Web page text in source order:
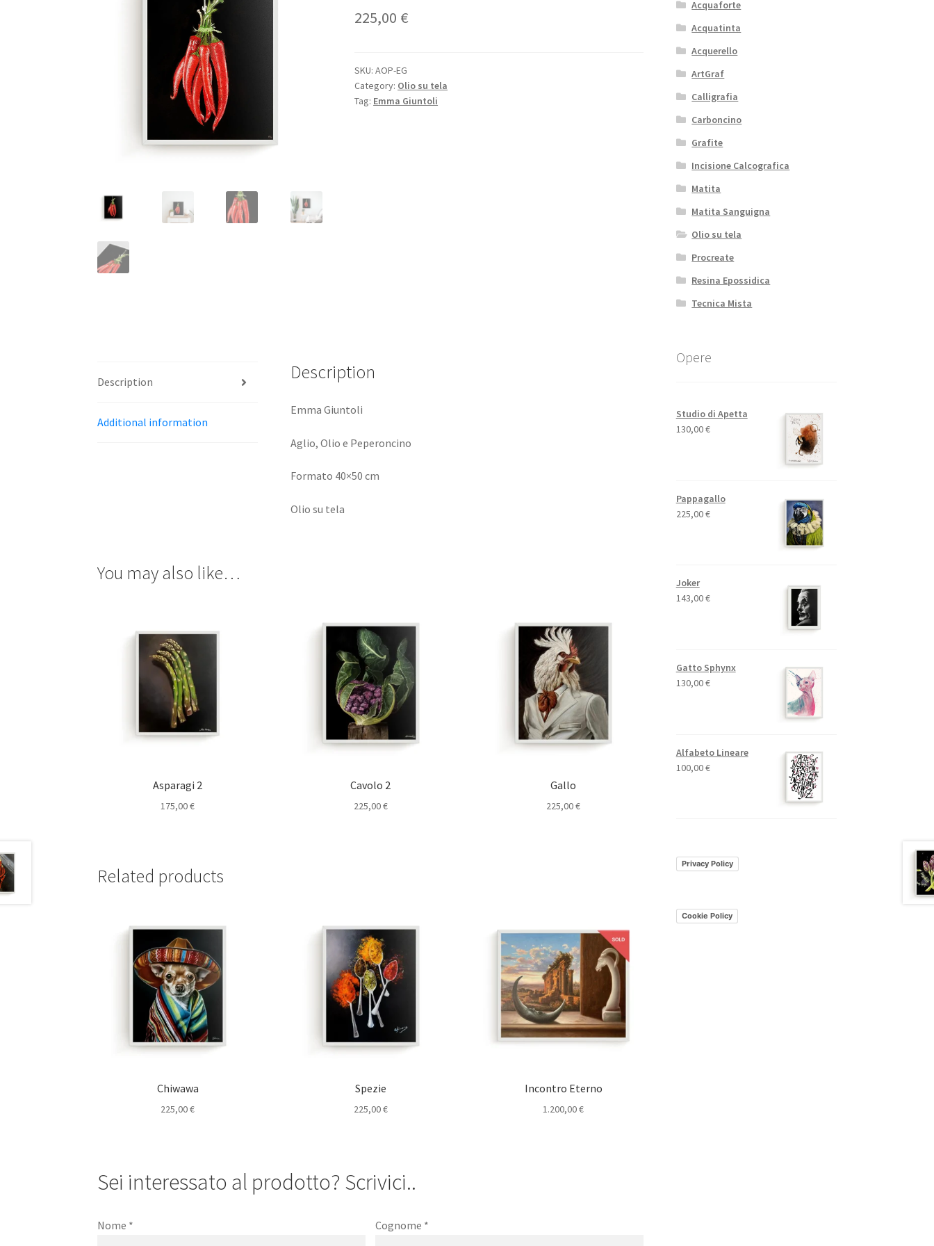
225,00 €
SKU:AOP-EG
Category: Olio su tela
Tag: Emma Giuntoli
Description
Additional information
Description
Emma Giuntoli
Aglio, Olio e Peperoncino
Formato 40×50 cm
Olio su tela
You may also like…
Asparagi 2
175,00€
Cavolo 2
225,00€
Gallo
225,00€
Related products
Chiwawa
225,00€
Spezie
225,00€
Incontro Eterno
1.200,00€
Sei interessato al prodotto? Scrivici..
Nome * Cognome *
Acquaforte
Acquatinta
Acquerello
ArtGraf
Calligrafia
Carboncino
Grafite
Incisione Calcografica
Matita
Matita Sanguigna
Olio su tela
Procreate
Resina Epossidica
Tecnica Mista
Opere
Studio di Apetta
130,00€
Pappagallo
225,00€
Joker
143,00€
Gatto Sphynx
130,00€
Alfabeto Lineare
100,00€
Privacy Policy
Cookie Policy